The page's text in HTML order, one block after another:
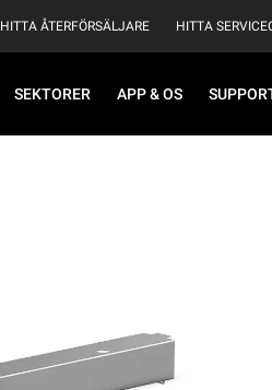
HITTA ÅTERFÖRSÄLJARE HITTA
SEKTORER APP & OS